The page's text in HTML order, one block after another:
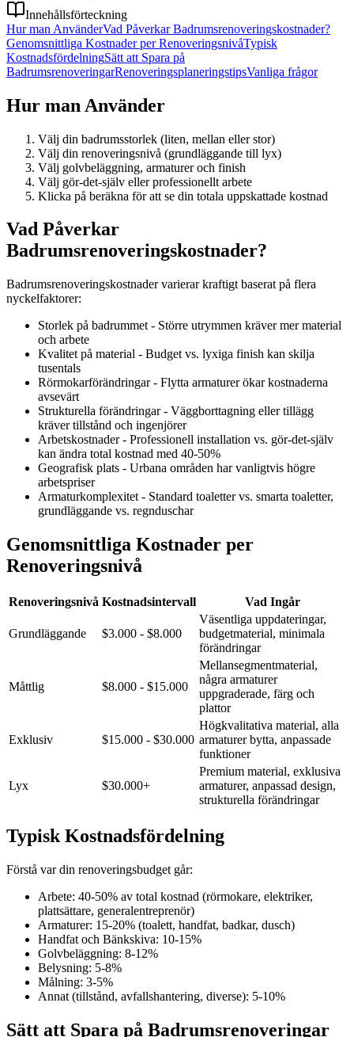
Innehållsförteckning
Hur man AnvänderVad Påverkar Badrumsrenoveringskostnader?
Genomsnittliga Kostnader per RenoveringsnivåTypisk
KostnadsfördelningSätt att Spara på
BadrumsrenoveringarRenoveringsplaneringstipsVanliga frågor
Hur man Använder
Välj din badrumsstorlek (liten, mellan eller stor)
Välj din renoveringsnivå (grundläggande till lyx)
Välj golvbeläggning, armaturer och finish
Välj gör-det-själv eller professionellt arbete
Klicka på beräkna för att se din totala uppskattade kostnad
Vad Påverkar
Badrumsrenoveringskostnader?
Badrumsrenoveringskostnader varierar kraftigt baserat på flera
nyckelfaktorer:
Storlek på badrummet - Större utrymmen kräver mer material
och arbete
Kvalitet på material - Budget vs. lyxiga finish kan skilja
tusentals
Rörmokarförändringar - Flytta armaturer ökar kostnaderna
avsevärt
Strukturella förändringar - Väggborttagning eller tillägg
kräver tillstånd och ingenjörer
Arbetskostnader - Professionell installation vs. gör-det-själv
kan ändra total kostnad med 40-50%
Geografisk plats - Urbana områden har vanligtvis högre
arbetspriser
Armaturkomplexitet - Standard toaletter vs. smarta toaletter,
grundläggande vs. regnduschar
Genomsnittliga Kostnader per
Renoveringsnivå
Renoveringsnivå Kostnadsintervall Vad Ingår
Grundläggande $3.000 - $8.000
Väsentliga uppdateringar,
budgetmaterial, minimala
förändringar
Måttlig $8.000 - $15.000
Mellansegmentmaterial,
några armaturer
uppgraderade, färg och
plattor
Exklusiv $15.000 - $30.000
Högkvalitativa material, alla
armaturer bytta, anpassade
funktioner
Lyx $30.000+
Premium material, exklusiva
armaturer, anpassad design,
strukturella förändringar
Typisk Kostnadsfördelning
Förstå var din renoveringsbudget går:
Arbete: 40-50% av total kostnad (rörmokare, elektriker,
plattsättare, generalentreprenör)
Armaturer: 15-20% (toalett, handfat, badkar, dusch)
Handfat och Bänkskiva: 10-15%
Golvbeläggning: 8-12%
Belysning: 5-8%
Målning: 3-5%
Annat (tillstånd, avfallshantering, diverse): 5-10%
Sätt att Spara på Badrumsrenoveringar